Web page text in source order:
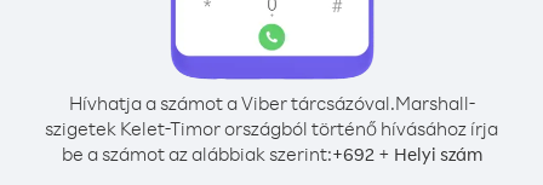
Hívhatja a számot a Viber tárcsázóval.Marshall-
szigetek Kelet-Timor országból történő hívásához írja
be a számot az alábbiak szerint:+692+ Helyi szám